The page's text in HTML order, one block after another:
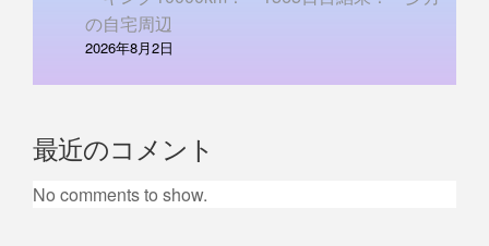
の自宅周辺
2026年8月2日
最近のコメント
No comments to show.